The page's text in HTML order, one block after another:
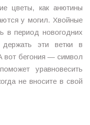
цветы, как анютины
у могил. Хвойные
в период новогодних
эти ветки в
вот бегония — символ
уравновесить
не вносите в свой